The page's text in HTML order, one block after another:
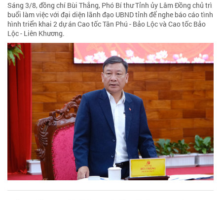
Sáng 3/8, đồng chí Bùi Thắng, Phó Bí thư Tỉnh ủy Lâm Đồng chủ trì
buổi làm việc với đại diện lãnh đạo UBND tỉnh để nghe báo cáo tình
hình triển khai 2 dự án Cao tốc Tân Phú - Bảo Lộc và Cao tốc Bảo
Lộc - Liên Khương.